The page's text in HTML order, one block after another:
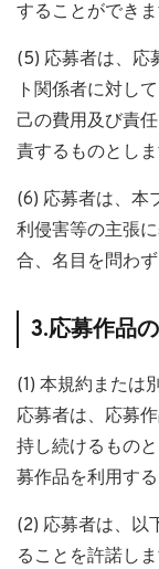
することができま
(5) 応募者は、応
ト関係者に対し
己の費用及び責
責するものとしま
(6) 応募者は、本
利侵害等の主張
合、名目を問わ
3.応募作品
(1) 本規約または
応募者は、応募
持し続けるもの
募作品を利用す
(2) 応募者は、以
ることを許諾しま